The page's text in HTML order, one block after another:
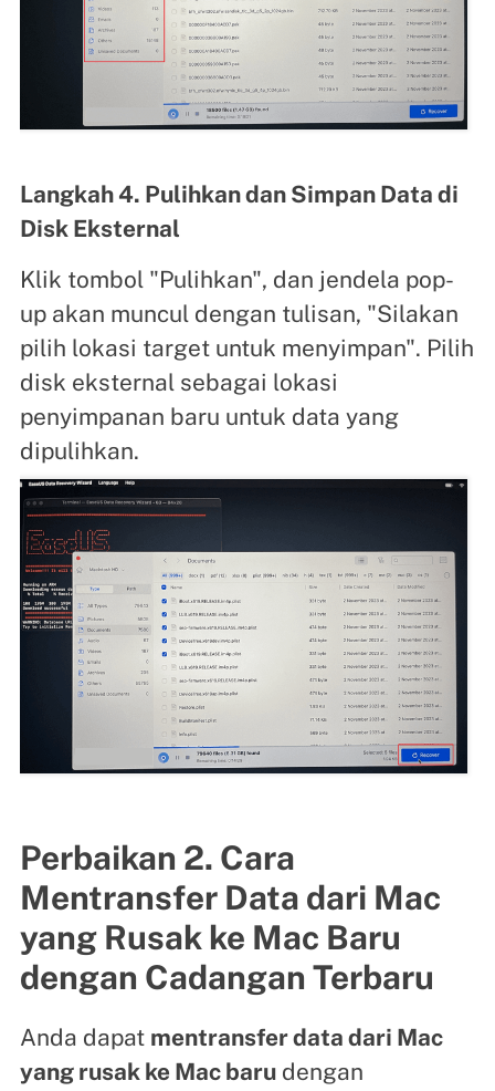
Langkah 4. Pulihkan dan Simpan Data di
Disk Eksternal
Klik tombol "Pulihkan", dan jendela pop-
up akan muncul dengan tulisan, "Silakan
pilih lokasi target untuk menyimpan". Pilih
disk eksternal sebagai lokasi
penyimpanan baru untuk data yang
dipulihkan.
Perbaikan 2. Cara
Mentransfer Data dari Mac
yang Rusak ke Mac Baru
dengan Cadangan Terbaru
Anda dapat mentransfer data dari Mac
yang rusak ke Mac barudengan